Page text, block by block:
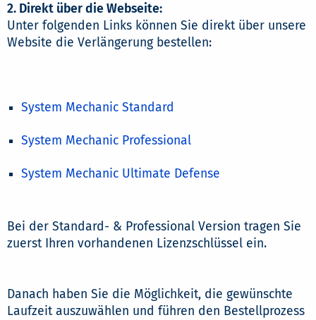
2. Direkt über die Webseite:
Unter folgenden Links können Sie direkt über unsere
Website die Verlängerung bestellen:
System Mechanic Standard
System Mechanic Professional
System Mechanic Ultimate Defense
Bei der Standard- & Professional Version tragen Sie
zuerst Ihren vorhandenen Lizenzschlüssel ein.
Danach haben Sie die Möglichkeit, die gewünschte
Laufzeit auszuwählen und führen den Bestellprozess